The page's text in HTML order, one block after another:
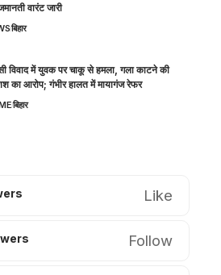
वारंट जारी
बिहार
विवाद में युवक पर चाकू से हमला, गला काटने की
का आरोप; गंभीर हालत में मायागंज रेफर
बिहार
Like
Follow